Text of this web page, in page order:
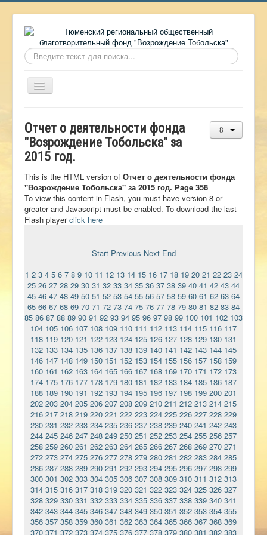
Искать...
Включить/
выключить
О фонде
Онлайн библиотека
Видеоматериалы
Контакты
Сайт проекта Достоевский
Отчет о деятельности фонда
"Возрождение Тобольска" за
2015 год.
This is the HTML version of Отчет о деятельности фонда
"Возрождение Тобольска" за 2015 год. Page 358
To view this content in Flash, you must have version 8 or
greater and Javascript must be enabled. To download the last
Flash playerclick here
Start Previous Next End
1 2 3 4 5 6 7 8 9 10 11 12 13 14 15 16 17 18 19 20 21 22 23 24
25 26 27 28 29 30 31 32 33 34 35 36 37 38 39 40 41 42 43 44
45 46 47 48 49 50 51 52 53 54 55 56 57 58 59 60 61 62 63 64
65 66 67 68 69 70 71 72 73 74 75 76 77 78 79 80 81 82 83 84
85 86 87 88 89 90 91 92 93 94 95 96 97 98 99 100 101 102 103
104 105 106 107 108 109 110 111 112 113 114 115 116 117
118 119 120 121 122 123 124 125 126 127 128 129 130 131
132 133 134 135 136 137 138 139 140 141 142 143 144 145
146 147 148 149 150 151 152 153 154 155 156 157 158 159
160 161 162 163 164 165 166 167 168 169 170 171 172 173
174 175 176 177 178 179 180 181 182 183 184 185 186 187
188 189 190 191 192 193 194 195 196 197 198 199 200 201
202 203 204 205 206 207 208 209 210 211 212 213 214 215
216 217 218 219 220 221 222 223 224 225 226 227 228 229
230 231 232 233 234 235 236 237 238 239 240 241 242 243
244 245 246 247 248 249 250 251 252 253 254 255 256 257
258 259 260 261 262 263 264 265 266 267 268 269 270 271
272 273 274 275 276 277 278 279 280 281 282 283 284 285
286 287 288 289 290 291 292 293 294 295 296 297 298 299
300 301 302 303 304 305 306 307 308 309 310 311 312 313
314 315 316 317 318 319 320 321 322 323 324 325 326 327
328 329 330 331 332 333 334 335 336 337 338 339 340 341
342 343 344 345 346 347 348 349 350 351 352 353 354 355
356 357 358 359 360 361 362 363 364 365 366 367 368 369
370 371 372 373 374 375 376 377 378 379 380 381 382 383